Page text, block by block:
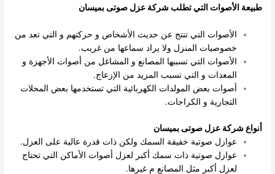
طبيعة الأصوات التي تطلب شركة عزل صوتى بميسان
الأصوات التي تنتج عن حديث الأشخاص و حركتهم و التي تعد من
خصوصيات المنزل ولا يراد سماعها من غريب.
الأصوات التي تسببها المصانع و المشاغل من أصوات الأجهزة و
المعدات و التي تسبب المزيد من الإزعاج.
أصوات بعض المولدات الكهربائية التي تستخدمها بعض المحلات
التجارية و الكراجات.
أنواع شركة عزل صوتى بميسان
عوازل صوتية خفيفة السمك ولكن ذات قدرة عالية على العزل.
عوازل صوتية ذات سمك أكبر لعزل أصوات الأماكن التي تحتاج
لعزل أكبر مثل المصانع م غيرها.